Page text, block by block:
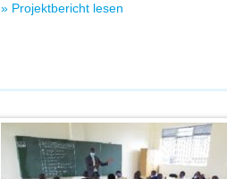
» Projektbericht lesen